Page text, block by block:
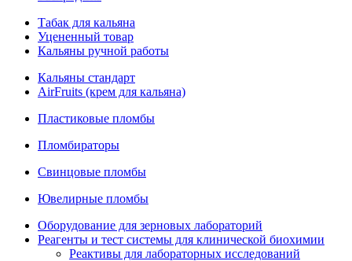
Табак для кальяна
Уцененный товар
Кальяны ручной работы
Кальяны стандарт
AirFruits (крем для кальяна)
Пластиковые пломбы
Пломбираторы
Свинцовые пломбы
Ювелирные пломбы
Оборудование для зерновых лабораторий
Реагенты и тест системы для клинической биохимии
Реактивы для лабораторных исследований